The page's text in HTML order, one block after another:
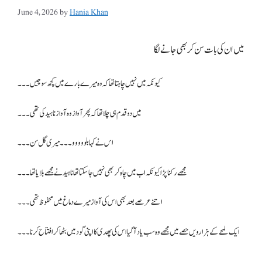
June 4, 2026byHania Khan
میں ان کی بات سن کر بھی جانے لگا
کیونکہ میں نہیں چاہتا تھا کہ وہ میرے بارے میں کچھ سوچیں۔۔۔
میں دو قدم ہی چلا تھا کہ پھر آواز وہ آواز ناہید کی تھی۔۔۔
اس نے کہا بلووووو۔۔۔ میری گل سن۔۔۔
مجھے رکنا پڑا کیونکہ اب میں چاہ کر بھی نہیں جا سکتا تھا ناہید نے مجھے بلایا تھا ۔۔۔
اتنے عرصے بعد بھی اس کی آواز میرے دماغ میں محفوظ تھی۔۔۔
ایک لمحے کے ہزارویں حصے میں مجھے وہ سب یاد آگیا اس کی پھدی کا اپنی گود میں بٹھا کر افتتاح کرنا۔۔۔